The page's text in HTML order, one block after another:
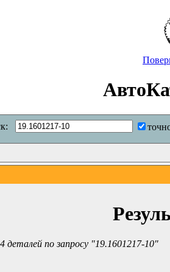
деталей по запросу "19.1601217-10"